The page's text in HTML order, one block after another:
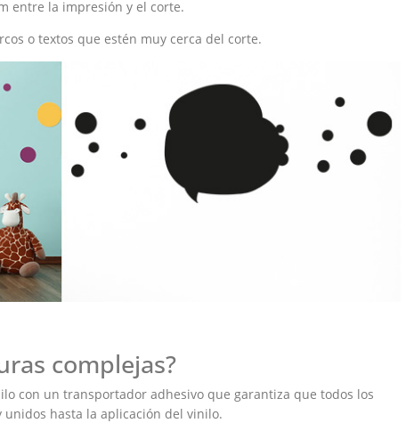
entre la impresión y el corte.
o textos que estén muy cerca del corte.
complejas?
con un transportador adhesivo que garantiza que todos los
hasta la aplicación del vinilo.